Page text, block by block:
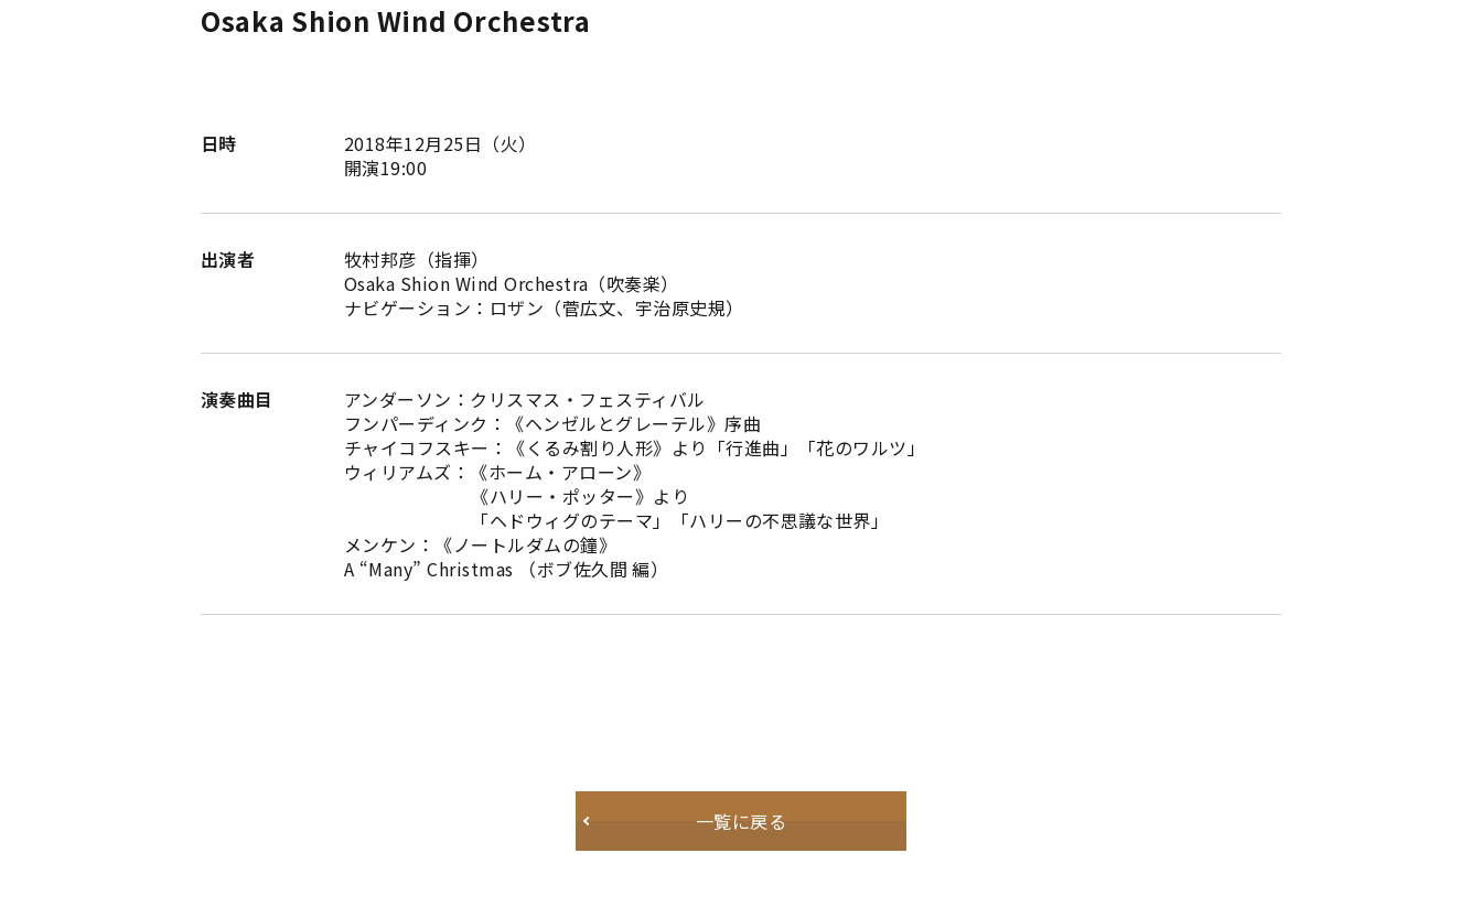
Osaka Shion Wind Orchestra
日時
2018年12月25日（火）
開演19:00
出演者
牧村邦彦（指揮）
Osaka Shion Wind Orchestra（吹奏楽）
ナビゲーション：ロザン（菅広文、宇治原史規）
演奏曲目
アンダーソン：クリスマス・フェスティバル
フンパーディンク：《ヘンゼルとグレーテル》序曲
チャイコフスキー：《くるみ割り人形》より「行進曲」「花のワルツ」
ウィリアムズ：《ホーム・アローン》
《ハリー・ポッター》より
「ヘドウィグのテーマ」「ハリーの不思議な世界」
メンケン：《ノートルダムの鐘》
A “Many” Christmas （ボブ佐久間 編）
一覧に戻る